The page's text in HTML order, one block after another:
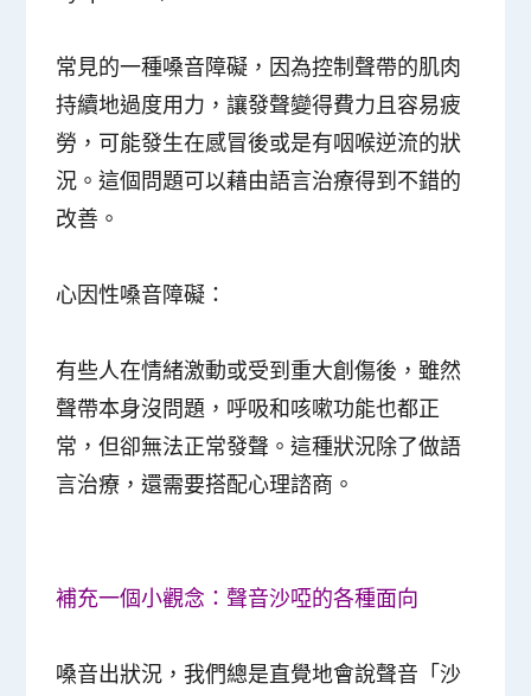
常見的一種嗓音障礙，因為控制聲帶的肌肉
持續地過度用力，讓發聲變得費力且容易疲
勞，可能發生在感冒後或是有咽喉逆流的狀
況。這個問題可以藉由語言治療得到不錯的
改善。
心因性嗓音障礙：
有些人在情緒激動或受到重大創傷後，雖然
聲帶本身沒問題，呼吸和咳嗽功能也都正
常，但卻無法正常發聲。這種狀況除了做語
言治療，還需要搭配心理諮商。
補充一個小觀念：聲音沙啞的各種面向
嗓音出狀況，我們總是直覺地會說聲音「沙